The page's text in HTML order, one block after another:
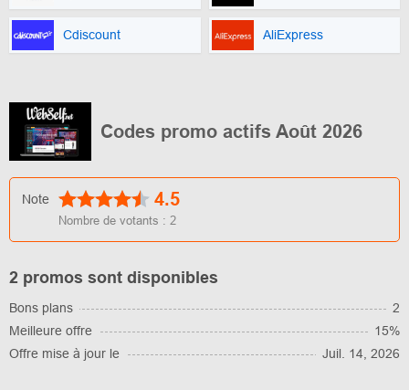
Cdiscount AliExpress
Codes promo actifs Août 2026
Note 4.5
Nombre de votants : 2
2 promos sont disponibles
Bons plans
2
Meilleure offre
15%
Offre mise à jour le
Juil. 14, 2026